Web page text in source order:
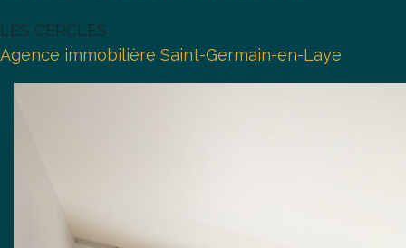
LES CERCLES
Agence immobilière Saint-Germain-en-Laye